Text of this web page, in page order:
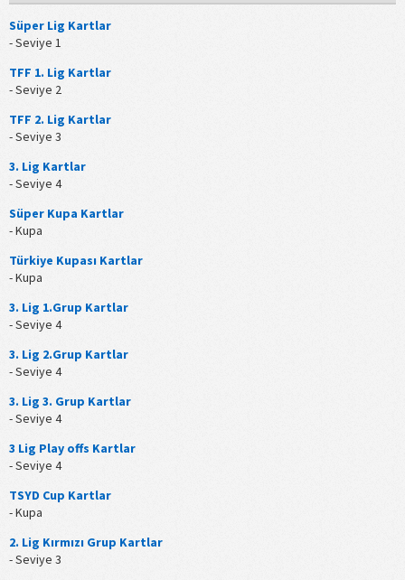
Süper Lig Kartlar
- Seviye 1
TFF 1. Lig Kartlar
- Seviye 2
TFF 2. Lig Kartlar
- Seviye 3
3. Lig Kartlar
- Seviye 4
Süper Kupa Kartlar
- Kupa
Türkiye Kupası Kartlar
- Kupa
3. Lig 1.Grup Kartlar
- Seviye 4
3. Lig 2.Grup Kartlar
- Seviye 4
3. Lig 3. Grup Kartlar
- Seviye 4
3 Lig Play offs Kartlar
- Seviye 4
TSYD Cup Kartlar
- Kupa
2. Lig Kırmızı Grup Kartlar
- Seviye 3